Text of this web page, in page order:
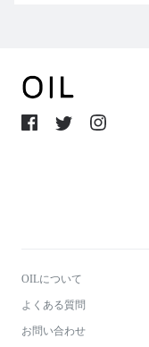
OILについて
よくある質問
お問い合わせ